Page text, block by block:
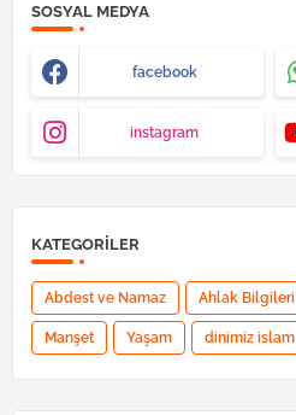
SOSYAL MEDYA
facebook
instagram
KATEGORILER
Abdest ve Namaz Ahlak Bilgileri
Manşet Yaşam dinimiz islam